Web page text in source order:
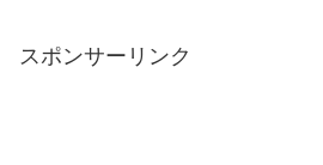
スポンサーリンク